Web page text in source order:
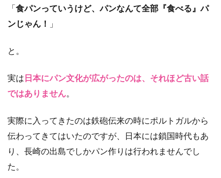
「食パンっていうけど、パンなんて全部『食べる』パ
ンじゃん！
」
と。
実は日本にパン文化が広がったのは、それほど古い話
ではありません。
実際に入ってきたのは鉄砲伝来の時にポルトガルから
伝わってきてはいたのですが、日本には鎖国時代もあ
り、長崎の出島でしかパン作りは行われませんでし
た。